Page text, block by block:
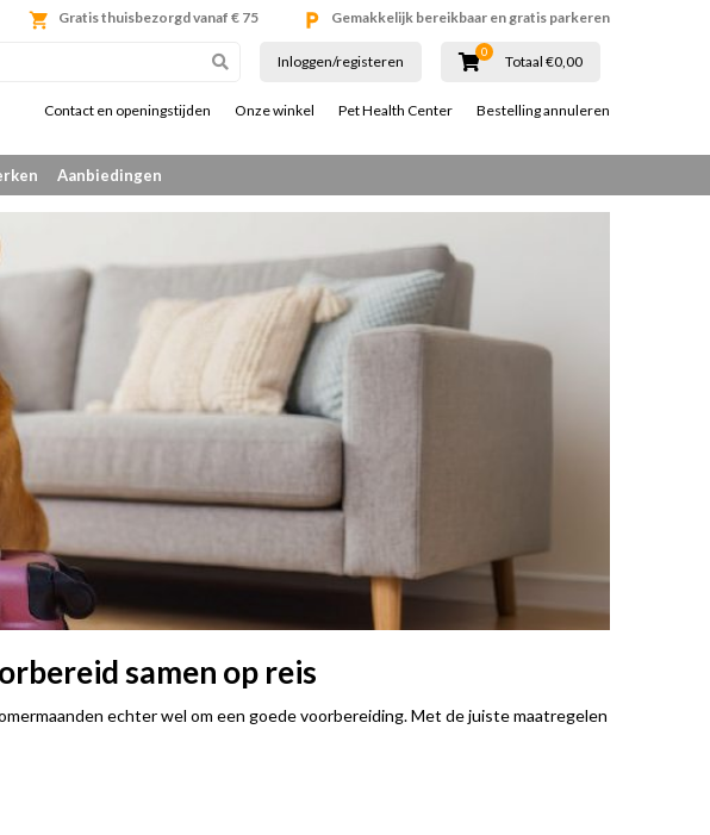
Gratis thuisbezorgd vanaf € 75 Gemakkelijk bereikbaar en gratis parkeren
Inloggen/registeren
0
Totaal €0,00
Contact en openingstijden Onze winkel Pet Health Center Bestelling annuleren
Aanbiedingen
samen op reis
echter wel om een goede voorbereiding. Met de juiste maatregelen